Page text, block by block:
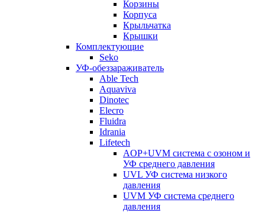
Корзины
Корпуcа
Крыльчатка
Крышки
Комплектующие
Seko
УФ-обеззараживатель
Able Tech
Aquaviva
Dinotec
Elecro
Fluidra
Idrania
Lifetech
AOP+UVM система с озоном и
УФ среднего давления
UVL УФ система низкого
давления
UVM УФ система среднего
давления